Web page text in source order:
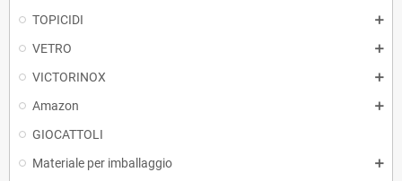
TOPICIDI
VETRO
VICTORINOX
Amazon
GIOCATTOLI
Materiale per imballaggio